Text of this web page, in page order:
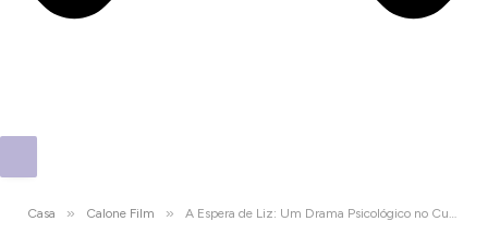
Casa » Calone Film » A Espera de Liz: Um Drama Psicológico no Cume da Responsabilidade